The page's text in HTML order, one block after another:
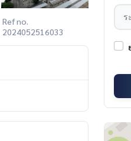
Ref no.
2024052516033